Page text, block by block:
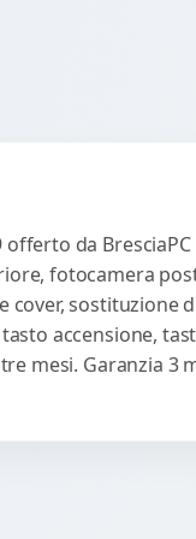
da
fotocamera
sostituzione
accensione,
mesi. Garanzia